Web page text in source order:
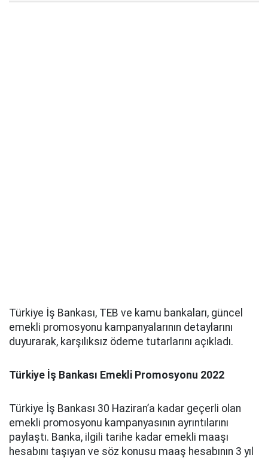
Türkiye İş Bankası, TEB ve kamu bankaları, güncel
emekli promosyonu kampanyalarının detaylarını
duyurarak, karşılıksız ödeme tutarlarını açıkladı.
Türkiye İş Bankası Emekli Promosyonu 2022
Türkiye İş Bankası 30 Haziran’a kadar geçerli olan
emekli promosyonu kampanyasının ayrıntılarını
paylaştı. Banka, ilgili tarihe kadar emekli maaşı
hesabını taşıyan ve söz konusu maaş hesabının 3 yıl